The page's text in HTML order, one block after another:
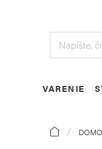
VARENIE
Domov